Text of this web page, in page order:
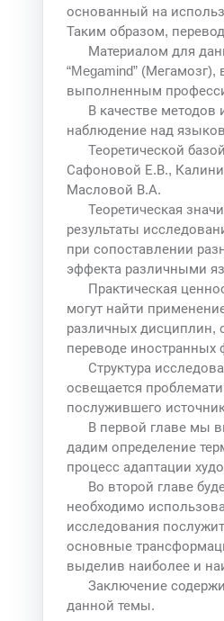
основанный на
Таким образом,
Материалом для
“Megamind”
выполненным
В качестве
наблюдение над
Теоретической
Сафоновой Е.В.,
Масловой В.А.
Теоретическая
результаты
при сопоставлении
эффекта различными
Практическая
могут найти
различных дисциплин,
переводе иностранных
Структура
освещается
послужившего
В первой главе мы
дадим определение
процесс адаптации
Во второй главе
необходимо
исследования
основные
выделив наиболее и
Заключение
данной темы.